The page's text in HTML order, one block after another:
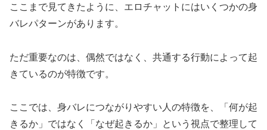
ここまで見てきたように、エロチャットにはいくつかの身
バレパターンがあります。
ただ重要なのは、偶然ではなく、共通する行動によって起
きているのが特徴です。
ここでは、身バレにつながりやすい人の特徴を、「何が起
きるか」ではなく「なぜ起きるか」という視点で整理して